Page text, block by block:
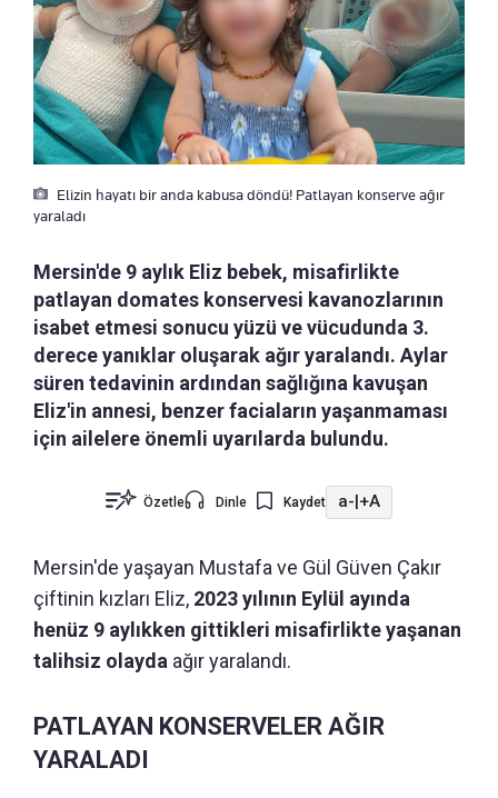
Elizin hayatı bir anda kabusa döndü! Patlayan konserve ağır
yaraladı
Mersin'de 9 aylık Eliz bebek, misafirlikte
patlayan domates konservesi kavanozlarının
isabet etmesi sonucu yüzü ve vücudunda 3.
derece yanıklar oluşarak ağır yaralandı. Aylar
süren tedavinin ardından sağlığına kavuşan
Eliz'in annesi, benzer faciaların yaşanmaması
için ailelere önemli uyarılarda bulundu.
Özetle Dinle Kaydet a- +A
Mersin'de yaşayan Mustafa ve Gül Güven Çakır
çiftinin kızları Eliz, 2023 yılının Eylül ayında
henüz 9 aylıkken gittikleri misafirlikte yaşanan
talihsiz olayda ağır yaralandı.
PATLAYAN KONSERVELER AĞIR
YARALADI